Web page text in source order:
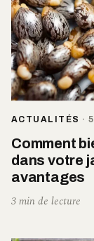
ACTUALITÉS ·
Comment
dans votre
avantages
3 min de lecture